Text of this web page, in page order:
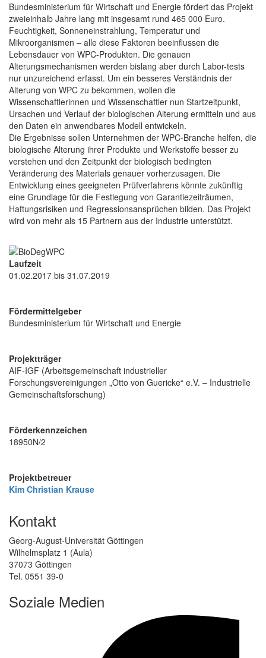
Bundesministerium für Wirtschaft und Energie fördert das Projekt
zweieinhalb Jahre lang mit insgesamt rund 465 000 Euro.
Feuchtigkeit, Sonneneinstrahlung, Temperatur und
Mikroorganismen – alle diese Faktoren beeinflussen die
Lebensdauer von WPC-Produkten. Die genauen
Alterungsmechanismen werden bislang aber durch Labor-tests
nur unzureichend erfasst. Um ein besseres Verständnis der
Alterung von WPC zu bekommen, wollen die
Wissenschaftlerinnen und Wissenschaftler nun Startzeitpunkt,
Ursachen und Verlauf der biologischen Alterung ermitteln und aus
den Daten ein anwendbares Modell entwickeln.
Die Ergebnisse sollen Unternehmen der WPC-Branche helfen, die
biologische Alterung ihrer Produkte und Werkstoffe besser zu
verstehen und den Zeitpunkt der biologisch bedingten
Veränderung des Materials genauer vorherzusagen. Die
Entwicklung eines geeigneten Prüfverfahrens könnte zukünftig
eine Grundlage für die Festlegung von Garantiezeiträumen,
Haftungsrisiken und Regressionsansprüchen bilden. Das Projekt
wird von mehr als 15 Partnern aus der Industrie unterstützt.
Laufzeit
01.02.2017 bis 31.07.2019
Fördermittelgeber
Bundesministerium für Wirtschaft und Energie
Projektträger
AIF-IGF (Arbeitsgemeinschaft industrieller
Forschungsvereinigungen „Otto von Guericke“ e.V. – Industrielle
Gemeinschaftsforschung)
Förderkennzeichen
18950N/2
Projektbetreuer
Kim Christian Krause
Kontakt
Georg-August-Universität Göttingen
Wilhelmsplatz 1 (Aula)
37073 Göttingen
Tel. 0551 39-0
Soziale Medien